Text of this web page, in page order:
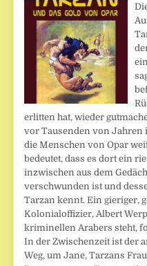
erlitten hat, wieder
vor Tausenden von Jahren
die Menschen von Opar
bedeutet, dass es dort ein
inzwischen aus dem
verschwunden ist und
Tarzan kennt. Ein gieriger,
Kolonialoffizier, Albert
kriminellen Arabers steht,
In der Zwischenzeit ist der
Weg, um Jane, Tarzans